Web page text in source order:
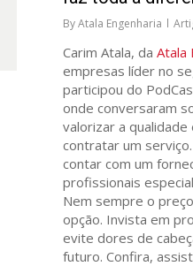
ByAtala Engenharia
Carim Atala, da Atala
empresas líder no
participou do
onde conversaram
valorizar a qualidade
contratar um
contar com um
profissionais
Nem sempre o
opção. Invista em
evite dores de
futuro. Confira,